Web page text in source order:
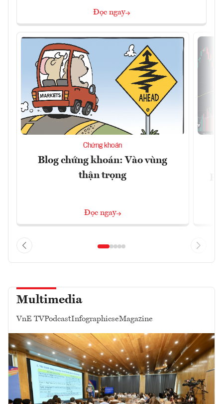
Đọc ngay
Chứng khoán
Blog chứng khoán: Vào vùng
thận trọng
Đọc ngay
Multimedia
VnE TVPodcastInfographicseMagazine